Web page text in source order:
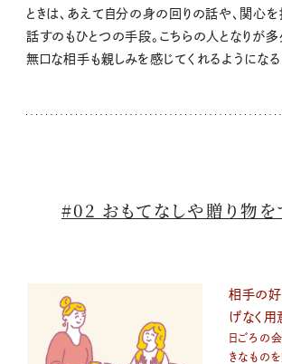
ときは、あえて自分の身の回りの話や、関心を
話すのもひとつの手段。こちらの人となりが多
無口な相手も親しみを感じてくれるようになる
#02 おもてなしや贈り物を
相手の好
げなく用
日ごろの
きなもの